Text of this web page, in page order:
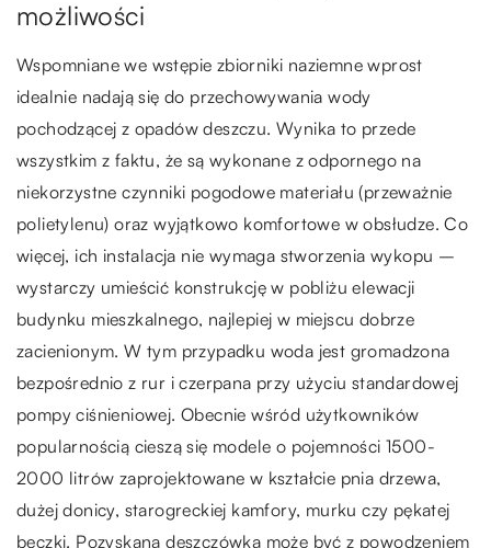
możliwości
Wspomniane we wstępie zbiorniki naziemne wprost
idealnie nadają się do przechowywania wody
pochodzącej z opadów deszczu. Wynika to przede
wszystkim z faktu, że są wykonane z odpornego na
niekorzystne czynniki pogodowe materiału (przeważnie
polietylenu) oraz wyjątkowo komfortowe w obsłudze. Co
więcej, ich instalacja nie wymaga stworzenia wykopu –
wystarczy umieścić konstrukcję w pobliżu elewacji
budynku mieszkalnego, najlepiej w miejscu dobrze
zacienionym. W tym przypadku woda jest gromadzona
bezpośrednio z rur i czerpana przy użyciu standardowej
pompy ciśnieniowej. Obecnie wśród użytkowników
popularnością cieszą się modele o pojemności 1500-
2000 litrów zaprojektowane w kształcie pnia drzewa,
dużej donicy, starogreckiej kamfory, murku czy pękatej
beczki. Pozyskana deszczówka może być z powodzeniem